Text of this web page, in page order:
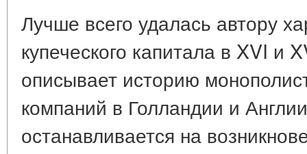
Лучше всего удалась автору
купеческого капитала в XVI и
описывает историю
компаний в Голландии и
останавливается на